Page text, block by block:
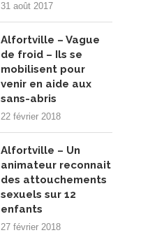
31 août 2017
Alfortville – Vague
de froid – Ils se
mobilisent pour
venir en aide aux
sans-abris
22 février 2018
Alfortville – Un
animateur reconnait
des attouchements
sexuels sur 12
enfants
27 février 2018